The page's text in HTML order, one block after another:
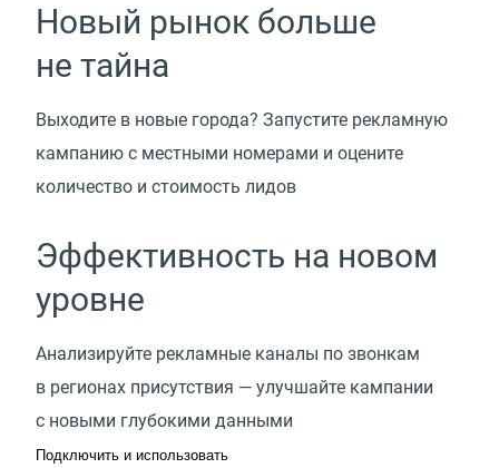
Новый рынок больше
не тайна
Выходите в новые города? Запустите рекламную
кампанию с местными номерами и оцените
количество и стоимость лидов
Эффективность на новом
уровне
Анализируйте рекламные каналы по звонкам
в регионах присутствия — улучшайте кампании
с новыми глубокими данными
Подключить и использовать